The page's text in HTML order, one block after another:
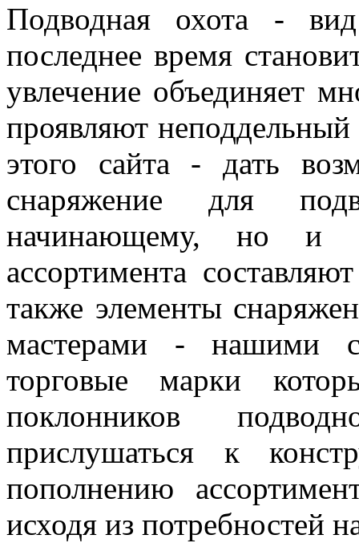
Подводная охота -
последнее время
увлечение объединяет
проявляют
этого сайта - дать
снаряжение для
начинающему, но и
ассортимента
также элементы
мастерами - нашими
торговые марки
поклонников
прислушаться к
пополнению
исходя из потребностей